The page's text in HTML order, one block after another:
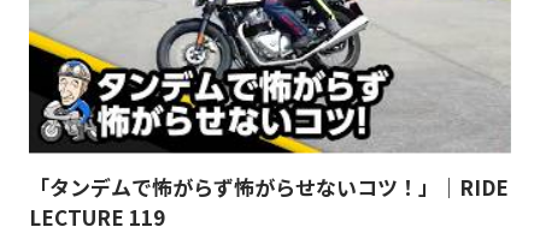
「タンデムで怖がらず怖がらせないコツ！」｜RIDE
LECTURE 119